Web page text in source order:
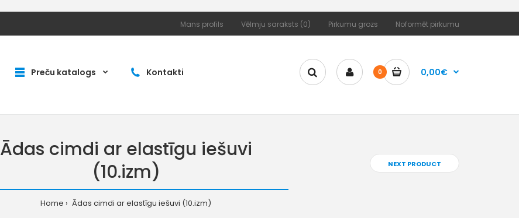
Mans profils Vēlmju saraksts (0) Pirkumu grozs Noformēt pirkumu
Preču katalogs Kontakti 0 0,00€
Ādas cimdi ar elastīgu iešuvi
(10.izm)
Home Ādas cimdi ar elastīgu iešuvi (10.izm)
NEXT PRODUCT